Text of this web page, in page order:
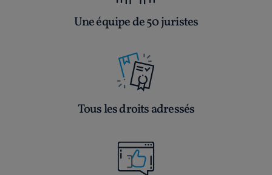
Une équipe de 50 juristes
Tous les droits adressés